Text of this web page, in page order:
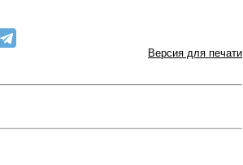
Версия для печати